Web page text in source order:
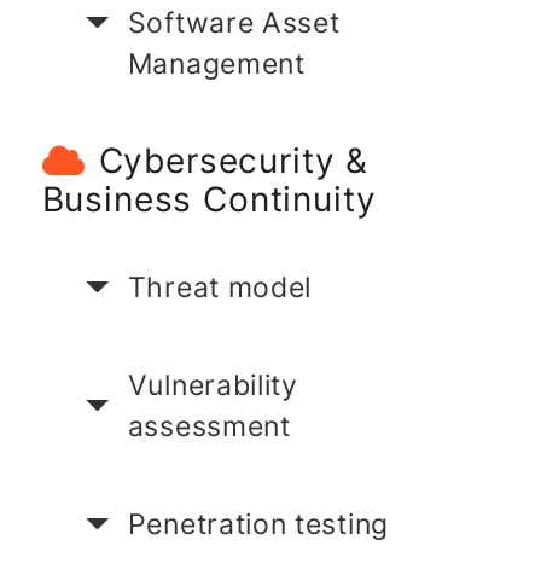
Software Asset
Management
Cybersecurity &
Business Continuity
Threat model
Vulnerability
assessment
Penetration testing